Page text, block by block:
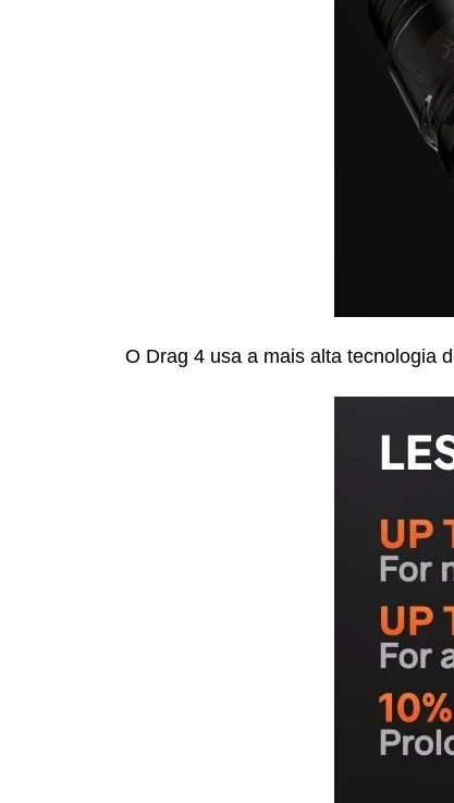
O Drag 4 usa a mais alta tecnologia